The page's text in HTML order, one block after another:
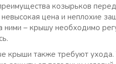
козырьков
невысокая цена и неплохие
ними – крышу необходимо
крыши также требуют ухода.